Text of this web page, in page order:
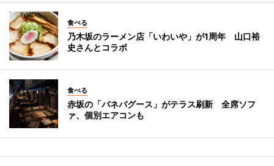
食べる
乃木坂のラーメン店「いわいや」が1周年 山口裕
史さんとコラボ
食べる
赤坂の「バネバグース」がテラス刷新 全席ソフ
ァ、個別エアコンも